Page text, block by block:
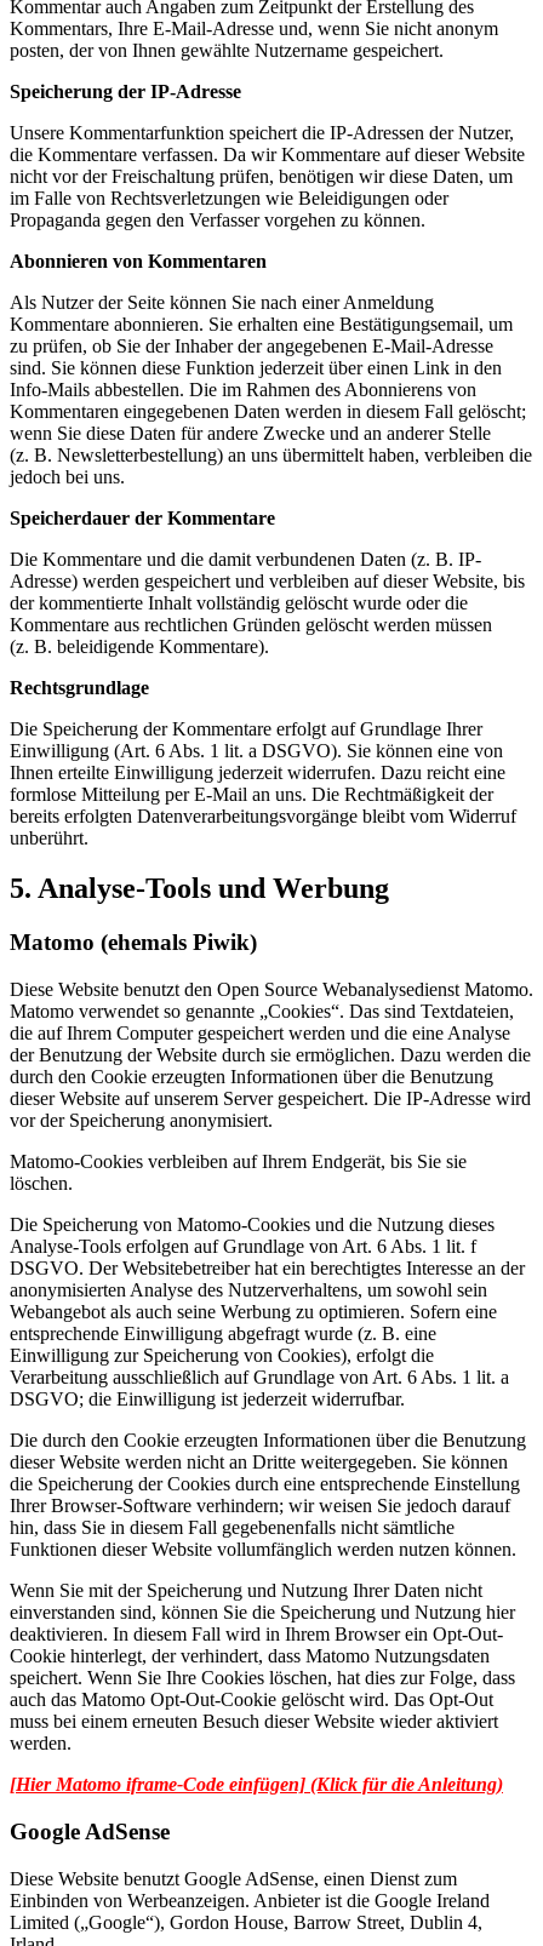
Kommentar auch Angaben zum Zeitpunkt der Erstellung des
Kommentars, Ihre E-Mail-Adresse und, wenn Sie nicht anonym
posten, der von Ihnen gewählte Nutzername gespeichert.
Speicherung der IP-Adresse
Unsere Kommentarfunktion speichert die IP-Adressen der Nutzer,
die Kommentare verfassen. Da wir Kommentare auf dieser Website
nicht vor der Freischaltung prüfen, benötigen wir diese Daten, um
im Falle von Rechtsverletzungen wie Beleidigungen oder
Propaganda gegen den Verfasser vorgehen zu können.
Abonnieren von Kommentaren
Als Nutzer der Seite können Sie nach einer Anmeldung
Kommentare abonnieren. Sie erhalten eine Bestätigungsemail, um
zu prüfen, ob Sie der Inhaber der angegebenen E-Mail-Adresse
sind. Sie können diese Funktion jederzeit über einen Link in den
Info-Mails abbestellen. Die im Rahmen des Abonnierens von
Kommentaren eingegebenen Daten werden in diesem Fall gelöscht;
wenn Sie diese Daten für andere Zwecke und an anderer Stelle
(z. B. Newsletterbestellung) an uns übermittelt haben, verbleiben die
jedoch bei uns.
Speicherdauer der Kommentare
Die Kommentare und die damit verbundenen Daten (z. B. IP-
Adresse) werden gespeichert und verbleiben auf dieser Website, bis
der kommentierte Inhalt vollständig gelöscht wurde oder die
Kommentare aus rechtlichen Gründen gelöscht werden müssen
(z. B. beleidigende Kommentare).
Rechtsgrundlage
Die Speicherung der Kommentare erfolgt auf Grundlage Ihrer
Einwilligung (Art. 6 Abs. 1 lit. a DSGVO). Sie können eine von
Ihnen erteilte Einwilligung jederzeit widerrufen. Dazu reicht eine
formlose Mitteilung per E-Mail an uns. Die Rechtmäßigkeit der
bereits erfolgten Datenverarbeitungsvorgänge bleibt vom Widerruf
unberührt.
5. Analyse-Tools und Werbung
Matomo (ehemals Piwik)
Diese Website benutzt den Open Source Webanalysedienst Matomo.
Matomo verwendet so genannte „Cookies“. Das sind Textdateien,
die auf Ihrem Computer gespeichert werden und die eine Analyse
der Benutzung der Website durch sie ermöglichen. Dazu werden die
durch den Cookie erzeugten Informationen über die Benutzung
dieser Website auf unserem Server gespeichert. Die IP-Adresse wird
vor der Speicherung anonymisiert.
Matomo-Cookies verbleiben auf Ihrem Endgerät, bis Sie sie
löschen.
Die Speicherung von Matomo-Cookies und die Nutzung dieses
Analyse-Tools erfolgen auf Grundlage von Art. 6 Abs. 1 lit. f
DSGVO. Der Websitebetreiber hat ein berechtigtes Interesse an der
anonymisierten Analyse des Nutzerverhaltens, um sowohl sein
Webangebot als auch seine Werbung zu optimieren. Sofern eine
entsprechende Einwilligung abgefragt wurde (z. B. eine
Einwilligung zur Speicherung von Cookies), erfolgt die
Verarbeitung ausschließlich auf Grundlage von Art. 6 Abs. 1 lit. a
DSGVO; die Einwilligung ist jederzeit widerrufbar.
Die durch den Cookie erzeugten Informationen über die Benutzung
dieser Website werden nicht an Dritte weitergegeben. Sie können
die Speicherung der Cookies durch eine entsprechende Einstellung
Ihrer Browser-Software verhindern; wir weisen Sie jedoch darauf
hin, dass Sie in diesem Fall gegebenenfalls nicht sämtliche
Funktionen dieser Website vollumfänglich werden nutzen können.
Wenn Sie mit der Speicherung und Nutzung Ihrer Daten nicht
einverstanden sind, können Sie die Speicherung und Nutzung hier
deaktivieren. In diesem Fall wird in Ihrem Browser ein Opt-Out-
Cookie hinterlegt, der verhindert, dass Matomo Nutzungsdaten
speichert. Wenn Sie Ihre Cookies löschen, hat dies zur Folge, dass
auch das Matomo Opt-Out-Cookie gelöscht wird. Das Opt-Out
muss bei einem erneuten Besuch dieser Website wieder aktiviert
werden.
[Hier Matomo iframe-Code einfügen] (Klick für die Anleitung)
Google AdSense
Diese Website benutzt Google AdSense, einen Dienst zum
Einbinden von Werbeanzeigen. Anbieter ist die Google Ireland
Limited („Google“), Gordon House, Barrow Street, Dublin 4,